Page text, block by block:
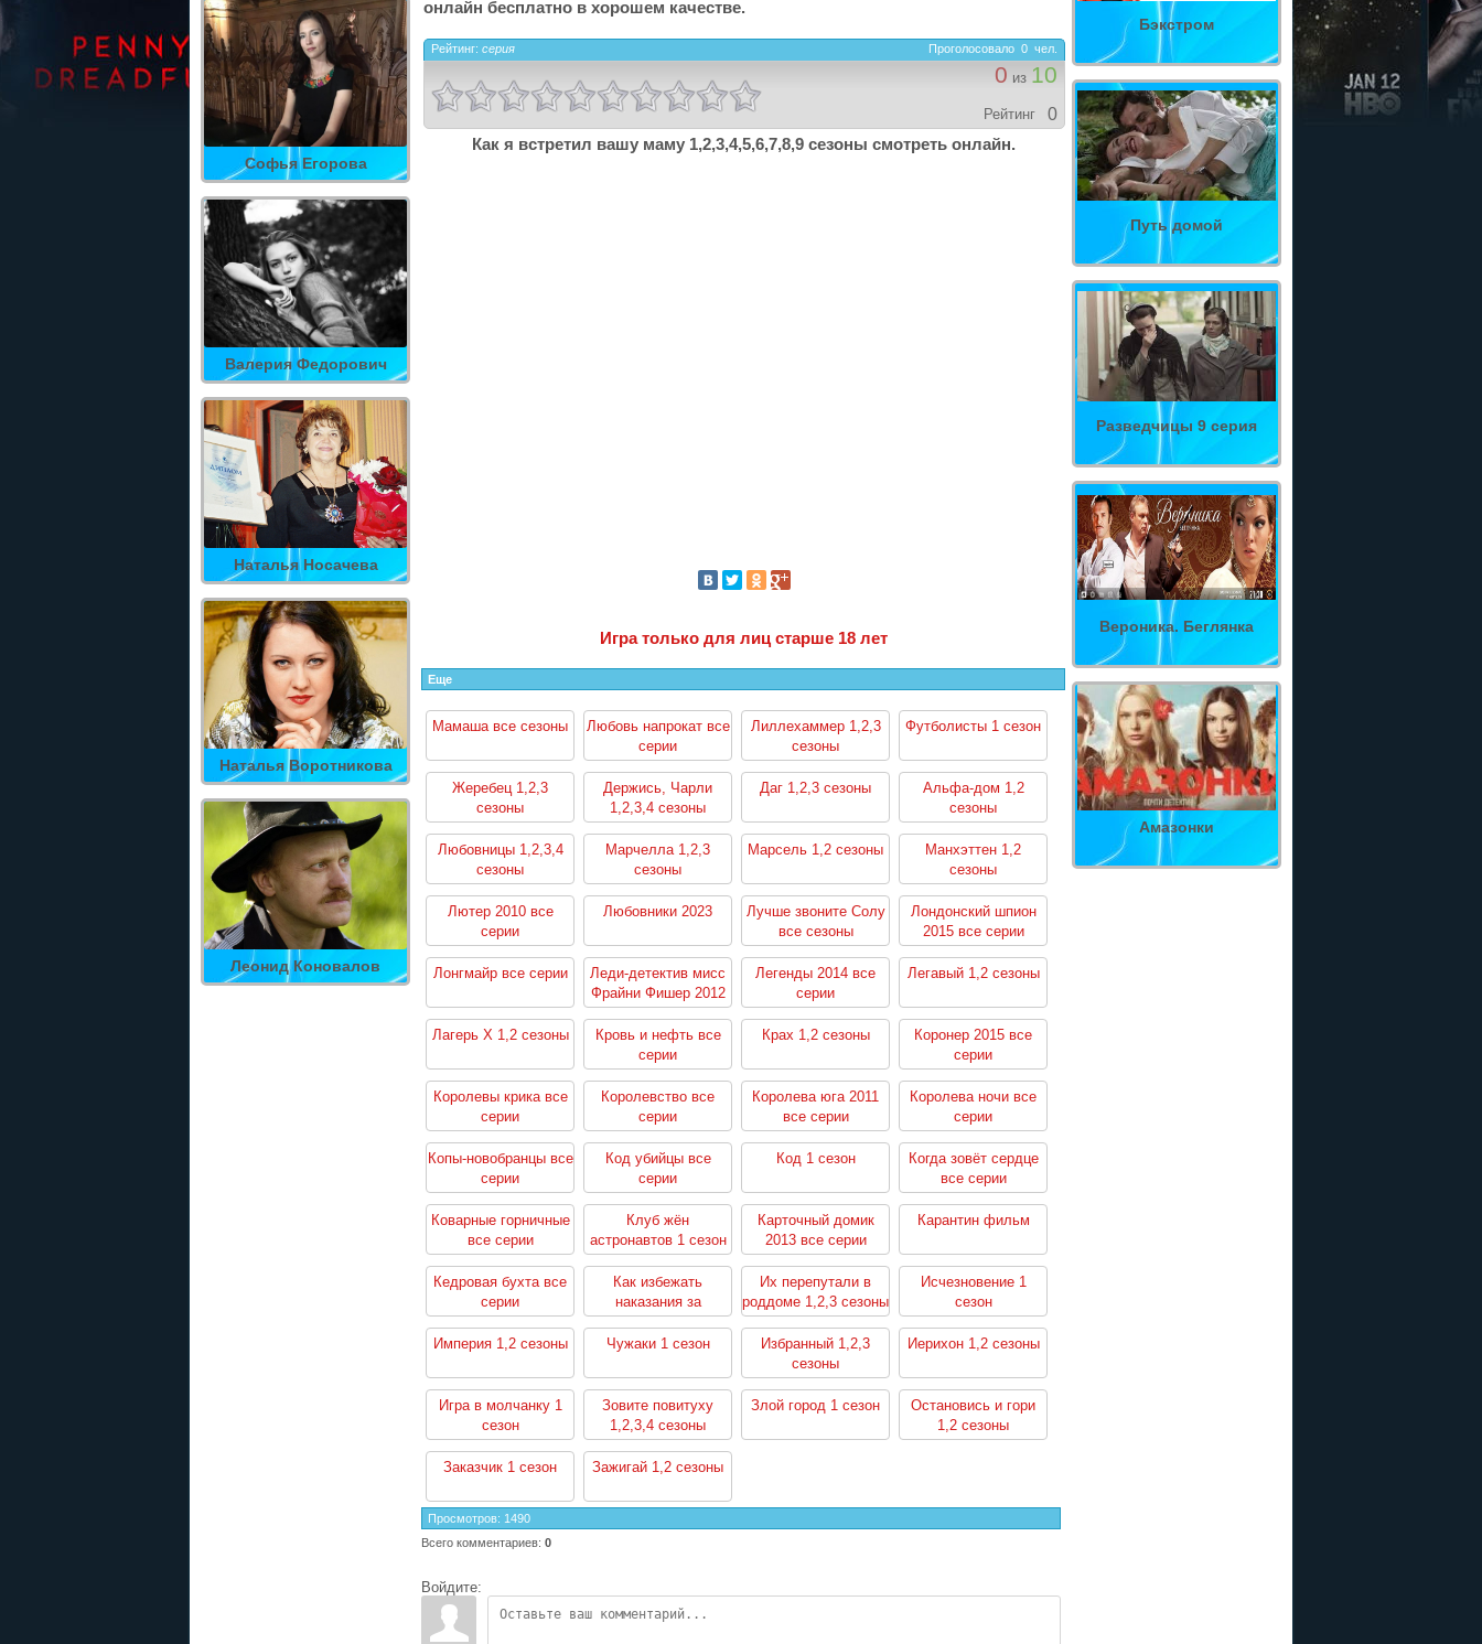
Софья Егорова
Валерия Федорович
Наталья Носачева
Наталья Воротникова
Леонид Коновалов
Бэкстром
Путь домой
Разведчицы 9 серия
Вероника. Беглянка
Амазонки
онлайн бесплатно в хорошем качестве.
Рейтинг: серия Проголосовало 0 чел.
0 из 10
Рейтинг
0
Как я встретил вашу маму 1,2,3,4,5,6,7,8,9 сезоны смотреть онлайн.
Игра только для лиц старше 18 лет
Еще
Мамаша все сезоны
Любовь напрокат все
серии
Лиллехаммер 1,2,3
сезоны
Футболисты 1 сезон
Жеребец 1,2,3
сезоны
Держись, Чарли
1,2,3,4 сезоны
Даг 1,2,3 сезоны
Альфа-дом 1,2
сезоны
Любовницы 1,2,3,4
сезоны
Марчелла 1,2,3
сезоны
Марсель 1,2 сезоны
Манхэттен 1,2
сезоны
Лютер 2010 все
серии
Любовники 2023
Лучше звоните Солу
все сезоны
Лондонский шпион
2015 все серии
Лонгмайр все серии
Леди-детектив мисс
Фрайни Фишер 2012
все серии
Легенды 2014 все
серии
Легавый 1,2 сезоны
Лагерь Х 1,2 сезоны
Кровь и нефть все
серии
Крах 1,2 сезоны
Коронер 2015 все
серии
Королевы крика все
серии
Королевство все
серии
Королева юга 2011
все серии
Королева ночи все
серии
Копы-новобранцы все
серии
Код убийцы все
серии
Код 1 сезон
Когда зовёт сердце
все серии
Коварные горничные
все серии
Клуб жён
астронавтов 1 сезон
Карточный домик
2013 все серии
Карантин фильм
Кедровая бухта все
серии
Как избежать
наказания за
убийство 1,2 сезоны
Их перепутали в
роддоме 1,2,3 сезоны
Исчезновение 1
сезон
Империя 1,2 сезоны Чужаки 1 сезон
Избранный 1,2,3
сезоны
Иерихон 1,2 сезоны
Игра в молчанку 1
сезон
Зовите повитуху
1,2,3,4 сезоны
Злой город 1 сезон
Остановись и гори
1,2 сезоны
Заказчик 1 сезон Зажигай 1,2 сезоны
Просмотров: 1490
Всего комментариев: 0
Войдите: